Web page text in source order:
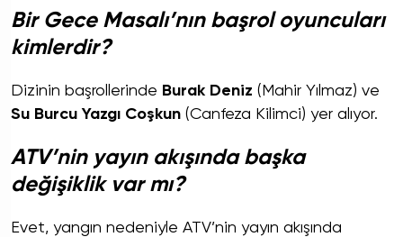
Bir Gece Masalı’nın başrol oyuncuları
kimlerdir?
Dizinin başrollerinde Burak Deniz (Mahir Yılmaz) ve
Su Burcu Yazgı Coşkun (Canfeza Kilimci) yer alıyor.
ATV’nin yayın akışında başka
değişiklik var mı?
Evet, yangın nedeniyle ATV’nin yayın akışında